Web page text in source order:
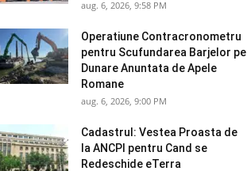
aug. 6, 2026, 9:58 PM
Operatiune Contracronometru
pentru Scufundarea Barjelor pe
Dunare Anuntata de Apele
Romane
aug. 6, 2026, 9:00 PM
Cadastrul: Vestea Proasta de
la ANCPI pentru Cand se
Redeschide eTerra